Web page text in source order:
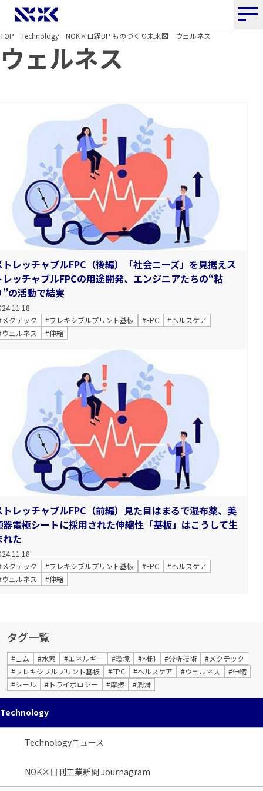
NOK株式会社
TOP Technology NOK×日経BP ものづくり未来図 ウェルネス
ウェルネス
トレッチャブルFPC（後編）「社会ニーズ」を見据えス
レッチャブルFPCの用途開発、エンジニアたちの“粘
”の活動で結実
メクテック
#フレキシブルプリント基板 #FPC
#ヘルスケア
ェルネス
#伸縮
トレッチャブルFPC（前編）見た目はまるで湿布薬、美
器電極シートに採用された伸縮性「基板」はこうして生
れた
メクテック
#フレキシブルプリント基板 #FPC
#ヘルスケア
ェルネス
#伸縮
タグ一覧
#ゴム #水素 #エネルギー #環境 #材料 #分析技術
#メクテック
#フレキシブルプリント基板
#FPC #ヘルスケア #ウェルネス
#伸縮
#シール
#トライボロジー #摩擦 #潤滑
Technology
Technologyニュース
NOK×日刊工業新聞 Journagram